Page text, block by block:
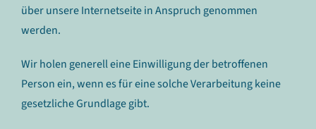
über unsere Internetseite in Anspruch genommen
werden.
Wir holen generell eine Einwilligung der betroffenen
Person ein, wenn es für eine solche Verarbeitung keine
gesetzliche Grundlage gibt.